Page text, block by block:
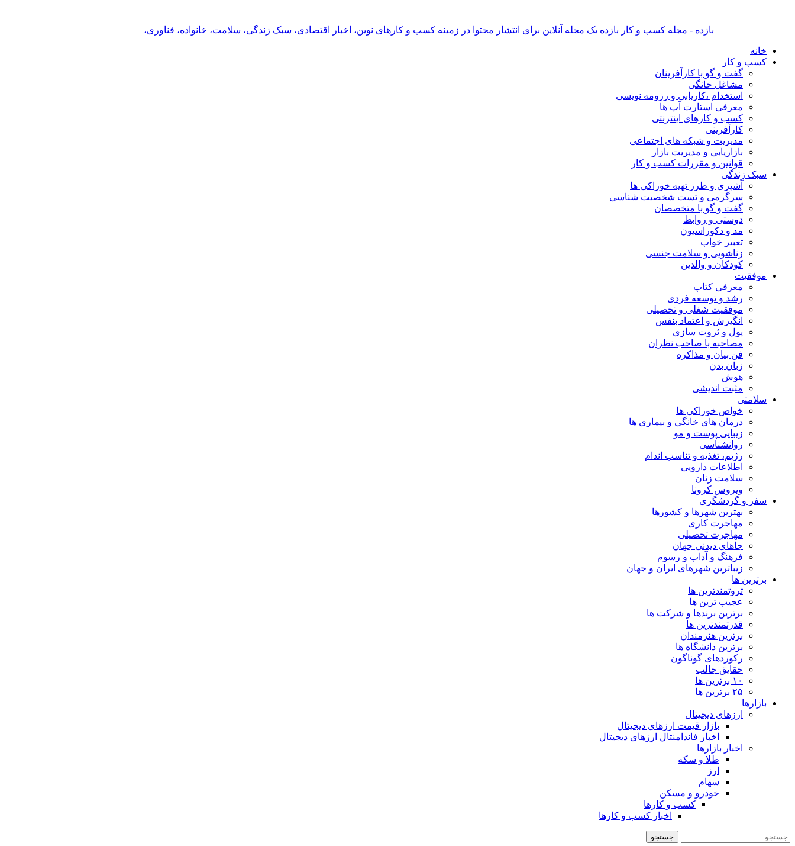
بازده - مجله کسب و کار بازده یک مجله آنلاین برای انتشار محتوا در زمینه کسب و کارهای نوین، اخبار اقتصادی، سبک زندگی، سلامت، خانواده، فناوری،
خانه
کسب و کار
گفت و گو با کارآفرینان
مشاغل خانگی
استخدام ،کاریابی و رزومه نویسی
معرفی استارت آپ ها
کسب و کارهای اینترنتی
کارآفرینی
مدیریت و شبکه های اجتماعی
بازاریابی و مدیریت بازار
قوانین و مقررات کسب و کار
سبک زندگی
آشپزی و طرز تهیه خوراکی ها
سرگرمی و تست شخصیت شناسی
گفت و گو با متخصصان
دوستی و روابط
مد و دکوراسیون
تعبیر خواب
زناشویی و سلامت جنسی
کودکان و والدین
موفقیت
معرفی کتاب
رشد و توسعه فردی
موفقیت شغلی و تحصیلی
انگیزش و اعتماد بنفس
پول و ثروت سازی
مصاحبه با صاحب نظران
فن بیان و مذاکره
زبان بدن
هوش
مثبت اندیشی
سلامتی
خواص خوراکی ها
درمان های خانگی و بیماری ها
زیبایی پوست و مو
روانشناسی
رژیم، تغذیه و تناسب اندام
اطلاعات دارویی
سلامت زنان
ویروس کرونا
سفر و گردشگری
بهترین شهرها و کشورها
مهاجرت کاری
مهاجرت تحصیلی
جاهای دیدنی جهان
فرهنگ و آداب و رسوم
زیباترین شهرهای ایران و جهان
برترین ها
ثروتمندترین ها
عجیب ترین ها
برترین برندها و شرکت ها
قدرتمندترین ها
برترین هنرمندان
برترین دانشگاه ها
رکوردهای گوناگون
حقایق جالب
۱۰ برترین ها
۲۵ برترین ها
بازارها
ارزهای دیجیتال
بازار قیمت ارزهای دیجیتال
اخبار فاندامنتال ارزهای دیجیتال
اخبار بازارها
طلا و سکه
ارز
سهام
خودرو و مسکن
کسب و کارها
اخبار کسب و کارها